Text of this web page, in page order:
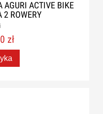
AGURI ACTIVE BIKE
2 ROWERY
zł